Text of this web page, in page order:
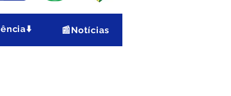
📰Notícias